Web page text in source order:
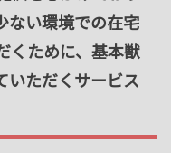
ない環境での在宅
くために、基本獣
いただくサービス